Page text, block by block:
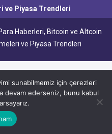
ve Piyasa Trendleri
Haberleri, Bitcoin ve Altcoin
ve Piyasa Trendleri
sunabilmemiz için çerezleri
devam ederseniz, bunu kabul